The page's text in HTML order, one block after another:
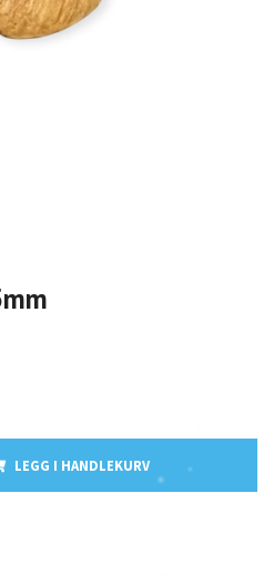
LEGG I HANDLEKURV